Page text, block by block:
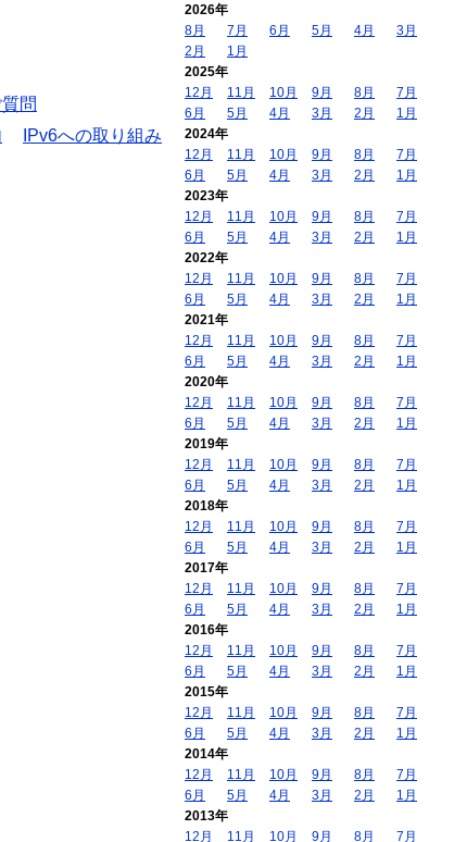
問
IPv6への取り組み
2026年
8月
7月 6月 5月 4月
3月
2月
1月
2025年
12月
11月 10月 9月 8月
7月
6月
5月 4月 3月 2月
1月
2024年
12月
11月 10月 9月 8月
7月
6月
5月 4月 3月 2月
1月
2023年
12月
11月 10月 9月 8月
7月
6月
5月 4月 3月 2月
1月
2022年
12月
11月 10月 9月 8月
7月
6月
5月 4月 3月 2月
1月
2021年
12月
11月 10月 9月 8月
7月
6月
5月 4月 3月 2月
1月
2020年
12月
11月 10月 9月 8月
7月
6月
5月 4月 3月 2月
1月
2019年
12月
11月 10月 9月 8月
7月
6月
5月 4月 3月 2月
1月
2018年
12月
11月 10月 9月 8月
7月
6月
5月 4月 3月 2月
1月
2017年
12月
11月 10月 9月 8月
7月
6月
5月 4月 3月 2月
1月
2016年
12月
11月 10月 9月 8月
7月
6月
5月 4月 3月 2月
1月
2015年
12月
11月 10月 9月 8月
7月
6月
5月 4月 3月 2月
1月
2014年
12月
11月 10月 9月 8月
7月
6月
5月 4月 3月 2月
1月
2013年
12月
11月 10月 9月 8月 7月